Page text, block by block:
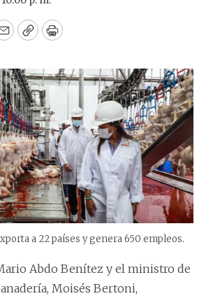
EmailCopyPrint
a 22 países y genera 650 empleos.
Abdo Benítez y el ministro de
Moisés Bertoni,